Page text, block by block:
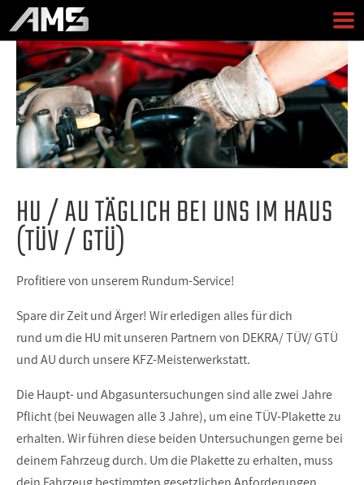
HU / AU TÄGLICH BEI UNS IM HAUS
(TÜV / GTÜ)
Profitiere von unserem Rundum-Service!
Spare dir Zeit und Ärger! Wir erledigen alles für dich
rund um die HU mit unseren Partnern von DEKRA/ TÜV/ GTÜ
und AU durch unsere KFZ-Meisterwerkstatt.
Die Haupt- und Abgasuntersuchungen sind alle zwei Jahre
Pflicht (bei Neuwagen alle 3 Jahre), um eine TÜV-Plakette zu
erhalten. Wir führen diese beiden Untersuchungen gerne bei
deinem Fahrzeug durch. Um die Plakette zu erhalten, muss